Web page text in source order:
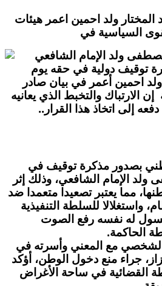
ولد احمين اعمر هيئات
السياسية في
ولد الإمام الشافعي
توقيف دولية في حقه يوم
ولد احمين أعمر في بيان صادر
الارتباك والتخبط الذي يعانيه
إلى اتخاذ هذا القرار..
بصدور مذكرة توقيف في
الإمام الشافعي، وذلك إثر
مما يعتبر تصعيدا متعمدا ضد
واستغلالا للسلطة التنفيذية
له نفسه رفع الصوت
الحاكمة.
الشخصي مع المعني وأسرته في
جراء منع دخول الوطن، أؤكد
القضائية في ساحة الأغراض